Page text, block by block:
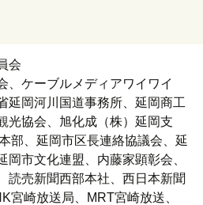
会
、ケーブルメディアワイワイ
延岡河川国道事務所、延岡商工
光協会、旭化成（株）延岡支
部、延岡市区長連絡協議会、延
岡市文化連盟、内藤家顕彰会、
読売新聞西部本社、西日本新聞
宮崎放送局、MRT宮崎放送、